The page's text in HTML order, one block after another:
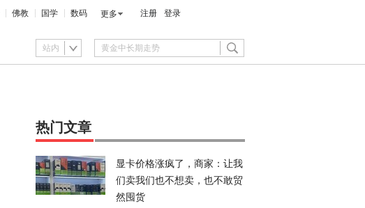
佛教 国学 数码 更多 注册 登录
站内
热门文章
显卡价格涨疯了，商家：让我
们卖我们也不想卖，也不敢贸
然囤货